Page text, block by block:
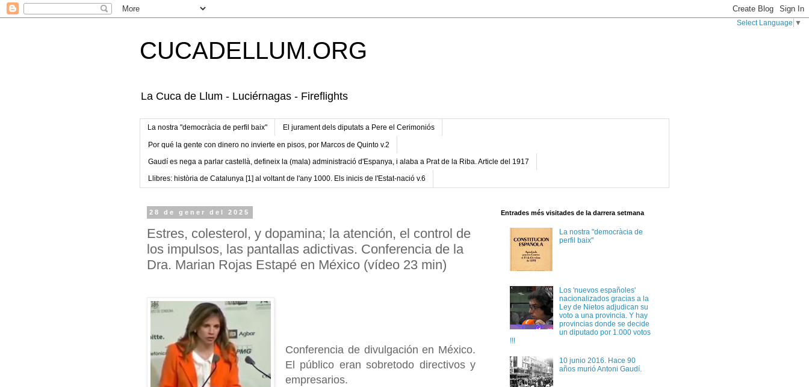
Select Language ▼
CUCADELLUM.ORG
La Cuca de Llum - Luciérnagas - Fireflights
La nostra "democràcia de perfil baix" El jurament dels diputats a Pere el Cerimoniós
Por qué la gente con dinero no invierte en pisos, por Marcos de Quinto v.2
Gaudí es nega a parlar castellà, defineix la (mala) administració d'Espanya, i alaba a Prat de la Riba. Article del 1917
Llibres: història de Catalunya [1] al voltant de l'any 1000. Els inicis de l'Estat-nació v.6
28 de gener del 2025
Estres, colesterol, y dopamina; la atención, el control de
los impulsos, las pantallas adictivas. Conferencia de la
Dra. Marian Rojas Estapé en México (vídeo 23 min)
Conferencia de divulgación en México.
El público eran sobretodo directivos y
empresarios.
Entrades més visitades de la darrera setmana
La nostra "democràcia de
perfil baix"
Los 'nuevos españoles'
nacionalizados gracias a la
Ley de Nietos adjudican su
voto a una provincia. Y hay
provincias donde se decide
un diputado por 1.000 votos
!!!
10 junio 2016. Hace 90
años murió Antoni Gaudí.